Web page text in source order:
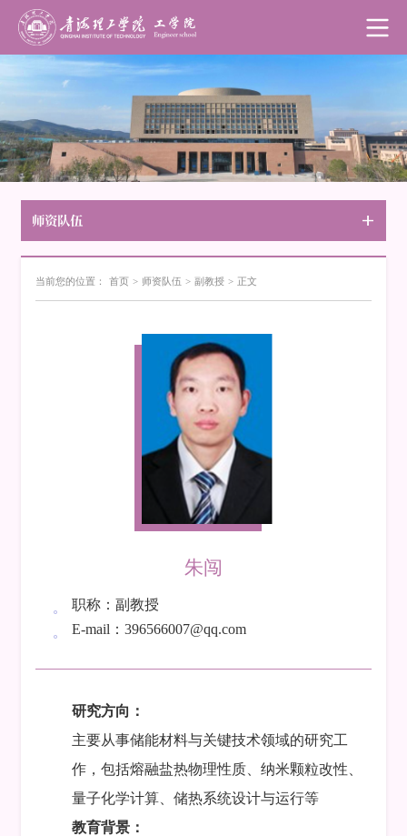
师资队伍
当前您的位置： 首页 > 师资队伍 > 副教授 > 正文
朱闯
职称：副教授
E-mail：396566007@qq.com
研究方向：
主要从事储能材料与关键技术领域的研究工
作，包括熔融盐热物理性质、纳米颗粒改性、
量子化学计算、储热系统设计与运行等
教育背景：